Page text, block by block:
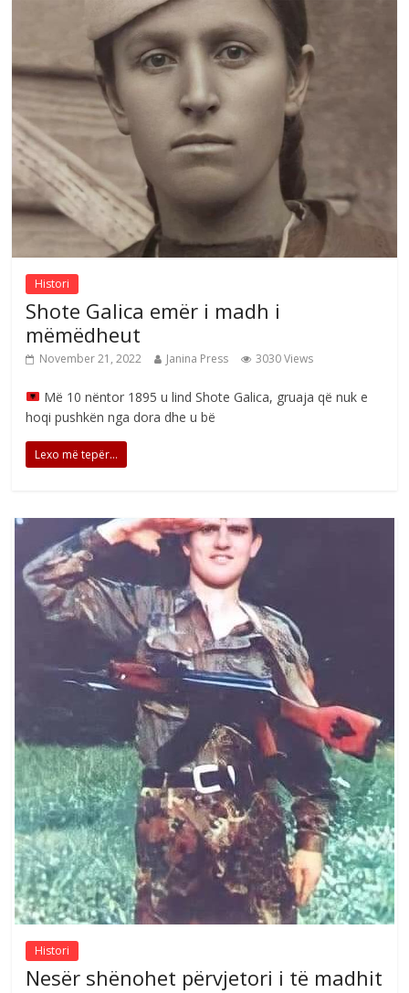
Histori
Shote Galica emër i madh i
mëmëdheut
November 21, 2022 Janina Press 3030 Views
Më 10 nëntor 1895 u lind Shote Galica, gruaja që nuk e
hoqi pushkën nga dora dhe u bë
Lexo më tepër...
Histori
Nesër shënohet përvjetori i të madhit